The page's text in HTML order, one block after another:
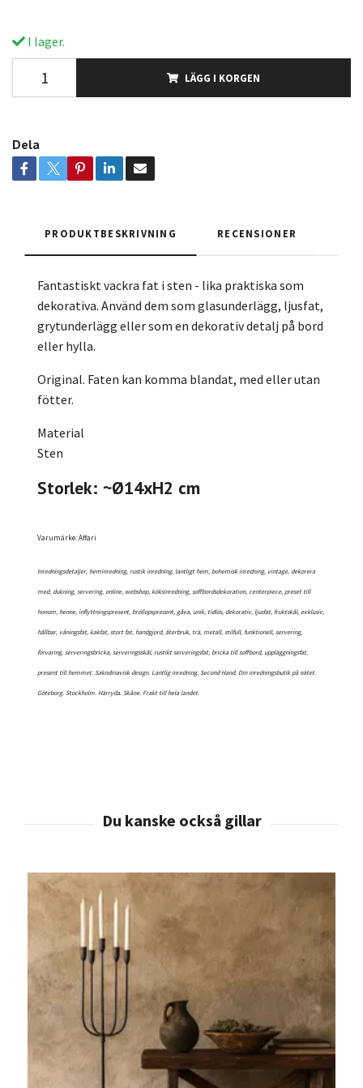
I lager.
LÄGG I KORGEN
Dela
PRODUKTBESKRIVNING RECENSIONER
Fantastiskt vackra fat i sten - lika praktiska som
dekorativa. Använd dem som glasunderlägg, ljusfat,
grytunderlägg eller som en dekorativ detalj på bord
eller hylla.
Original. Faten kan komma blandat, med eller utan
fötter.
Material
Sten
Storlek: ~Ø14xH2 cm
Varumärke: Affari
Inredningsdetaljer, heminredning, rustik inredning, lantligt hem, bohemisk inredning, vintage, dekorera
med, dukning, servering, online, webshop, köksinredning, soffbordsdekoration, centerpiece, preset till
honom, henne, inflyttningspresent, bröllopspresent, gåva, unik, tidlös, dekorativ, ljusfat, fruktskål, exklusiv,
hållbar, våningsfat, kakfat, stort fat, handgjord, återbruk, trä, metall, stilfull, funktionell, servering,
förvaring, serveringsbricka, serveringsskål, rustikt serveringsfat, bricka till soffbord, uppläggningsfat,
present till hemmet. Sakndinavisk design. Lantlig inredning. Second Hand. Din inredningsbutik på nätet.
Göteborg. Stockholm. Härryda. Skåne. Frakt till hela landet.